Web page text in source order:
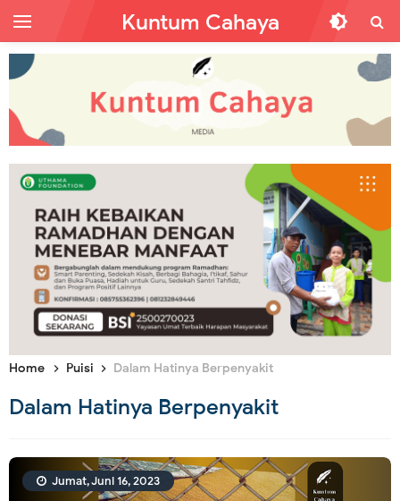
Kuntum Cahaya
Home Puisi Dalam Hatinya Berpenyakit
Dalam Hatinya Berpenyakit
Jumat, Juni 16, 2023